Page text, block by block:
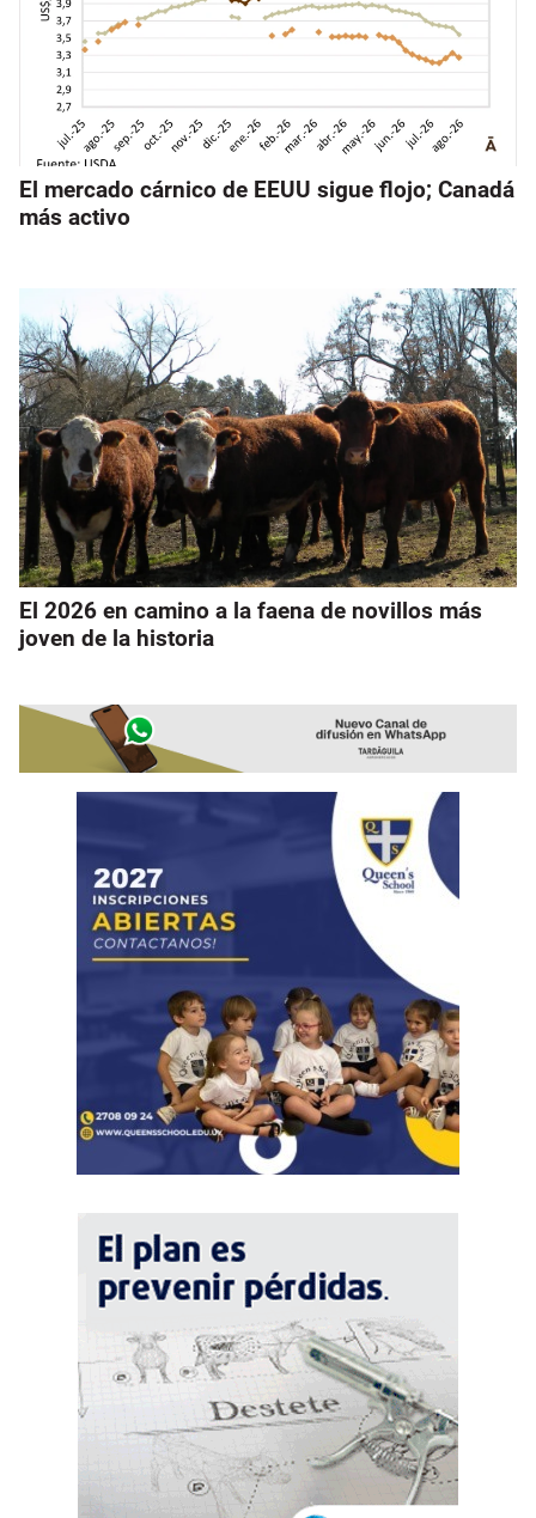
El mercado cárnico de EEUU sigue flojo; Canadá
más activo
El 2026 en camino a la faena de novillos más
joven de la historia